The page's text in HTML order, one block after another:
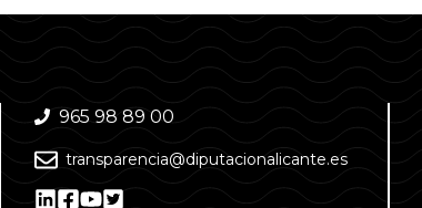
965 98 89 00
transparencia@diputacionalicante.es